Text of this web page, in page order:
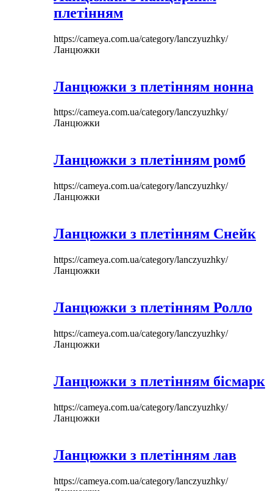
плетінням
https://cameya.com.ua/category/lanczyuzhky/
Ланцюжки
Ланцюжки з плетінням нонна
https://cameya.com.ua/category/lanczyuzhky/
Ланцюжки
Ланцюжки з плетінням ромб
https://cameya.com.ua/category/lanczyuzhky/
Ланцюжки
Ланцюжки з плетінням Снейк
https://cameya.com.ua/category/lanczyuzhky/
Ланцюжки
Ланцюжки з плетінням Ролло
https://cameya.com.ua/category/lanczyuzhky/
Ланцюжки
Ланцюжки з плетінням бісмарк
https://cameya.com.ua/category/lanczyuzhky/
Ланцюжки
Ланцюжки з плетінням лав
https://cameya.com.ua/category/lanczyuzhky/